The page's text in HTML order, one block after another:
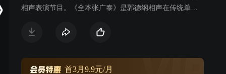
相声表演节目。《全本张广泰》是郭德纲相声在传统单口
一。也有人说成“八大段儿”“八大坠”“八大贵”“八大柜”。 何
押宝》、《解学士》、《康熙私访月明楼》、《硕二爷跑
首3月9.9元/月